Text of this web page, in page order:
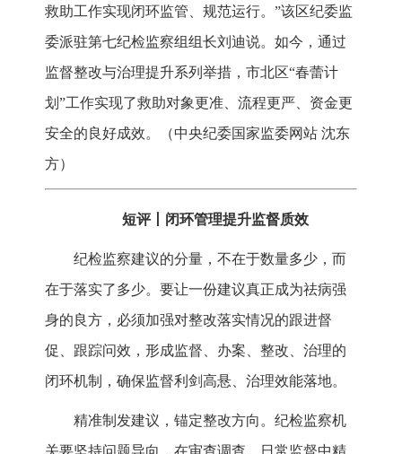
救助工作实现闭环监管、规范运行。”该区纪委监
委派驻第七纪检监察组组长刘迪说。如今，通过
监督整改与治理提升系列举措，市北区“春蕾计
划”工作实现了救助对象更准、流程更严、资金更
安全的良好成效。（中央纪委国家监委网站 沈东
方）
短评丨闭环管理提升监督质效
纪检监察建议的分量，不在于数量多少，而
在于落实了多少。要让一份建议真正成为祛病强
身的良方，必须加强对整改落实情况的跟进督
促、跟踪问效，形成监督、办案、整改、治理的
闭环机制，确保监督利剑高悬、治理效能落地。
精准制发建议，锚定整改方向。纪检监察机